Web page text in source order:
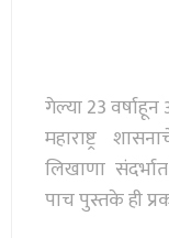
गेल्या 23 वर्षाहून
महाराष्ट्र
लिखाणा
पाच पुस्तके ही